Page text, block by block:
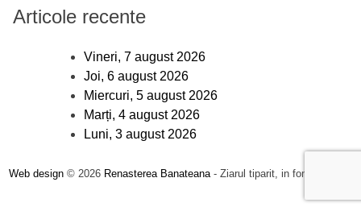
Articole recente
Vineri, 7 august 2026
Joi, 6 august 2026
Miercuri, 5 august 2026
Marți, 4 august 2026
Luni, 3 august 2026
Web design© 2026 Renasterea Banateana- Ziarul tiparit, in format online